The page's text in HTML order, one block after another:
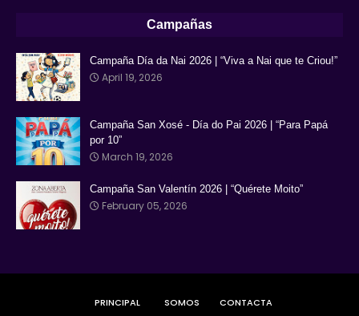
Campañas
Campaña Día da Nai 2026 | “Viva a Nai que te Criou!”
April 19, 2026
Campaña San Xosé - Día do Pai 2026 | “Para Papá
por 10”
March 19, 2026
Campaña San Valentín 2026 | “Quérete Moito”
February 05, 2026
PRINCIPAL SOMOS CONTACTA